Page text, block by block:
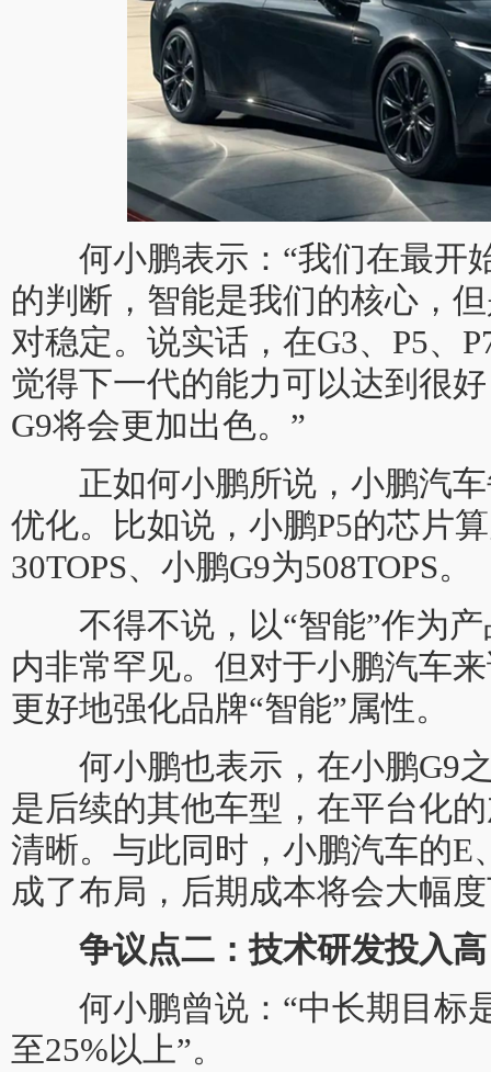
何小鹏表示：“我们在最开
的判断，智能是我们的核心，
对稳定。说实话，在G3、P5、
觉得下一代的能力可以达到很
G9将会更加出色。”
正如何小鹏所说，小鹏汽车
优化。比如说，小鹏P5的芯片
30TOPS、小鹏G9为508TOPS。
不得不说，以“智能”作为产
内非常罕见。但对于小鹏汽车
更好地强化品牌“智能”属性。
何小鹏也表示，在小鹏G9之
是后续的其他车型，在平台化
清晰。与此同时，小鹏汽车的E
成了布局，后期成本将会大幅
争议点二：技术研发投入
何小鹏曾说：“中长期目标
至25%以上”。